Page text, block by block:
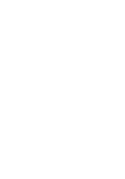
工
用
如